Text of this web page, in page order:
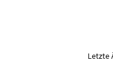
Letzte